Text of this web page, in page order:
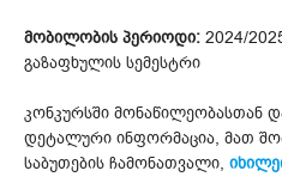
მობილობის პერიოდი: 2024/
გაზაფხულის სემესტრი
კონკურსში მონაწილეობასთან
დეტალური ინფორმაცია, მათ
საბუთების ჩამონათვალი,